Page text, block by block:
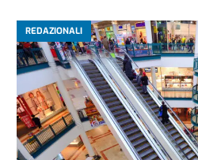
REDAZIONALI